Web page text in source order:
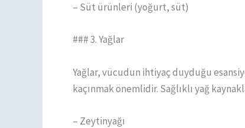
– Süt ürünleri (yoğurt, süt)
### 3. Yağlar
Yağlar, vücudun ihtiyaç duyduğu
kaçınmak önemlidir. Sağlıklı yağ
– Zeytinyağı